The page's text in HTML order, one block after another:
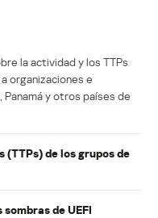
la actividad y los TTPs
organizaciones e
Panamá y otros países de
de los grupos de
de UEFI